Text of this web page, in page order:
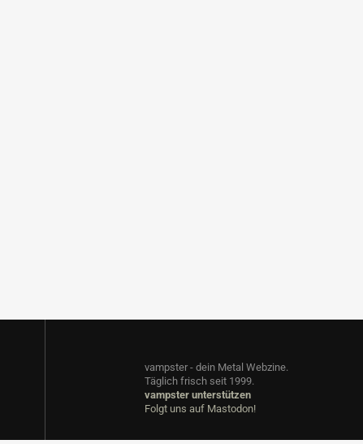
vampster - dein Metal Webzine.
Täglich frisch seit 1999.
vampster unterstützen
Folgt uns auf Mastodon!